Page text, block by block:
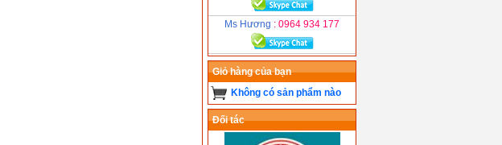
Ms Hương : 0964 934 177
Giỏ hàng của bạn
Không có sản phẩm nào
Đối tác